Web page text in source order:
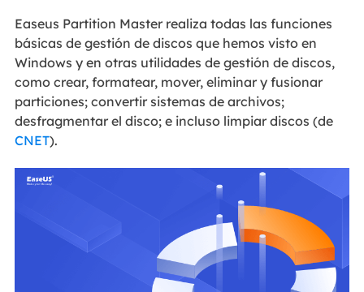
Easeus Partition Master realiza todas las funciones
básicas de gestión de discos que hemos visto en
Windows y en otras utilidades de gestión de discos,
como crear, formatear, mover, eliminar y fusionar
particiones; convertir sistemas de archivos;
desfragmentar el disco; e incluso limpiar discos (de
CNET).